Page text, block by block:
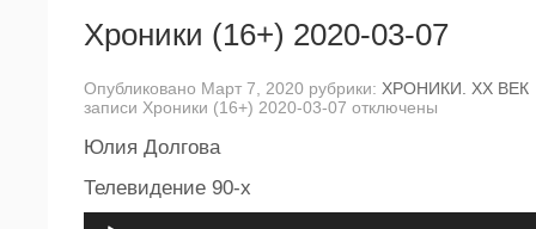
Хроники (16+) 2020-03-07
Опубликовано Март 7, 2020 рубрики: ХРОНИКИ. ХХ ВЕК
записи Хроники (16+) 2020-03-07 отключены
Юлия Долгова
Телевидение 90-х